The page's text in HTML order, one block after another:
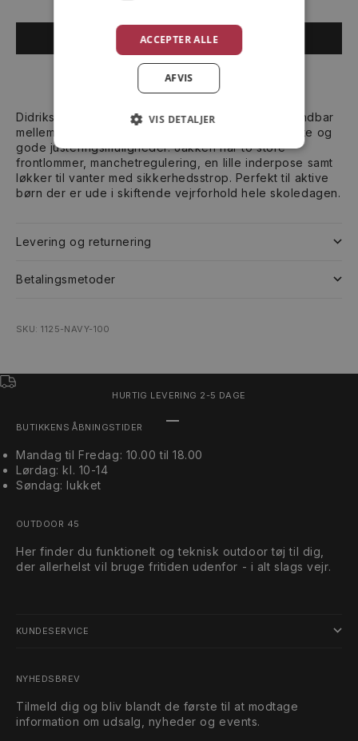
UDSOLGT
Didriksons Malawarra er en vandtæt, vindtæt og åndbar
mellemsæsonsjakke til børn med en aftageligt hætte og
gode justeringsmuligheder. Jakken har to store
frontlommer, manchetregulering, en lille inderpose samt
løkker til vanter med sikkerhedsstrop. Perfekt til aktive
børn der er ude i skiftende vejrforhold hele skoledagen.
Levering og returnering
Betalingsmetoder
SKU: 1125-NAVY-100
HURTIG LEVERING 2-5 DAGE
BUTIKKENS ÅBNINGSTIDER
Mandag til Fredag: 10.00 til 18.00
Lørdag: kl. 10-14
Søndag: lukket
OUTDOOR 45
Her finder du funktionelt og teknisk outdoor tøj til dig,
der allerhelst vil bruge fritiden udenfor - i alt slags vejr.
KUNDESERVICE
NYHEDSBREV
Tilmeld dig og bliv blandt de første til at modtage
information om udsalg, nyheder og events.
ACCEPTER ALLE
AFVIS
VIS DETALJER